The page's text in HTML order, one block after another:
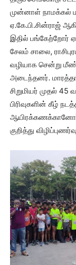
முன்னாள் நாமக்கல்
ஏ.கே.பி.சின்ராஜ்
இதில் பங்கேற்றோர்
சேலம் சாலை,
வழியாக சென்று
அடைந்தனர்.
சிறுமியர் முதல்
பிரிவுகளின் கீழ்
குறித்து